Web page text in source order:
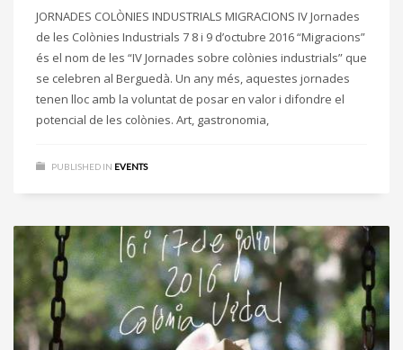
JORNADES COLÒNIES INDUSTRIALS MIGRACIONS IV Jornades
de les Colònies Industrials 7 8 i 9 d’octubre 2016 “Migracions”
és el nom de les “IV Jornades sobre colònies industrials” que
se celebren al Berguedà. Un any més, aquestes jornades
tenen lloc amb la voluntat de posar en valor i difondre el
potencial de les colònies. Art, gastronomia,
PUBLISHED IN EVENTS